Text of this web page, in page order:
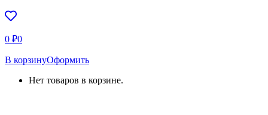
0 ₽0
В корзинуОформить
Нет товаров в корзине.